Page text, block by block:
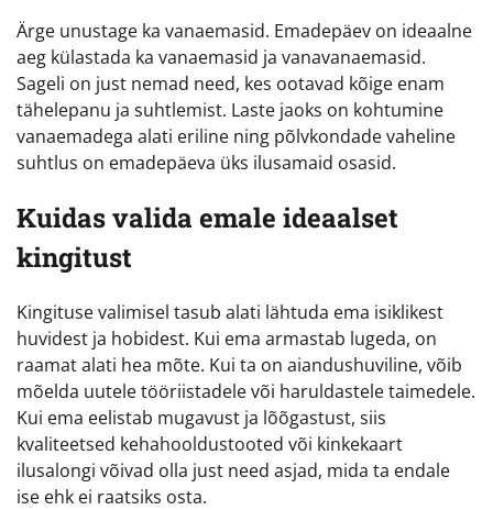
Ärge unustage ka vanaemasid. Emadepäev on ideaalne
aeg külastada ka vanaemasid ja vanavanaemasid.
Sageli on just nemad need, kes ootavad kõige enam
tähelepanu ja suhtlemist. Laste jaoks on kohtumine
vanaemadega alati eriline ning põlvkondade vaheline
suhtlus on emadepäeva üks ilusamaid osasid.
Kuidas valida emale ideaalset
kingitust
Kingituse valimisel tasub alati lähtuda ema isiklikest
huvidest ja hobidest. Kui ema armastab lugeda, on
raamat alati hea mõte. Kui ta on aiandushuviline, võib
mõelda uutele tööriistadele või haruldastele taimedele.
Kui ema eelistab mugavust ja lõõgastust, siis
kvaliteetsed kehahooldustooted või kinkekaart
ilusalongi võivad olla just need asjad, mida ta endale
ise ehk ei raatsiks osta.